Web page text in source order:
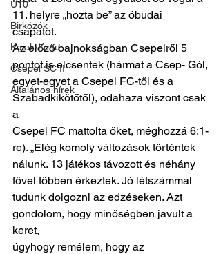
U10
Birkózók
Kajak-Kenu
Csepel SC II
Általános hírek
11. helyre „hozta be” az óbudai
csapatot.
Az előző bajnokságban Csepelről 5
pontot is elcsentek (hármat a Csep- Gól,
egyet-egyet a Csepel FC-től és a
Szabadkikötőtől), odahaza viszont csak
a
Csepel FC mattolta őket, méghozzá 6:1-
re). „Elég komoly változások történtek
nálunk. 13 játékos távozott és néhány
fővel többen érkeztek. Jó létszámmal
tudunk dolgozni az edzéseken. Azt
gondolom, hogy minőségben javult a
keret,
úgyhogy remélem, hogy az